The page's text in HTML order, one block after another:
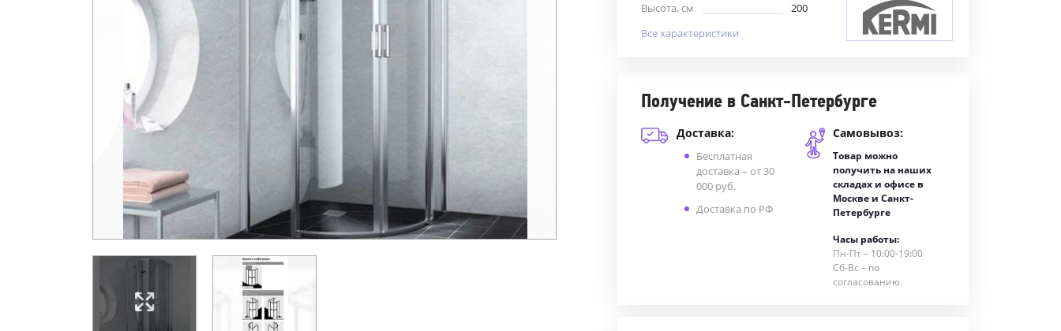
Высота, см
200
Все характеристики
Получение в Санкт-Петербурге
Доставка:
Бесплатная
доставка – от 30
000 руб.
Доставка по РФ
Самовывоз:
Товар можно
получить на наших
складах и офисе в
Москве и Санкт-
Петербурге
Часы работы:
Пн-Пт – 10:00-19:00
Сб-Вс – по
согласованию.